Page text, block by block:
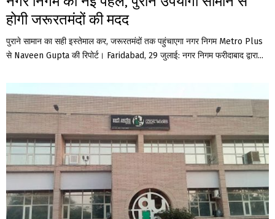
होगी जरूरतमंदों की मदद
पुराने सामान का सही इस्तेमाल कर, जरूरतमंदों तक पहुंचाएगा नगर निगम Metro Plus
से Naveen Gupta की रिपोर्ट। Faridabad, 29 जुलाई: नगर निगम फरीदाबाद द्वारा...